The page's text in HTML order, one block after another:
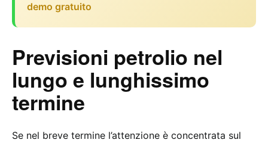
demo gratuito
Previsioni petrolio nel
lungo e lunghissimo
termine
Se nel breve termine l’attenzione è concentrata sul